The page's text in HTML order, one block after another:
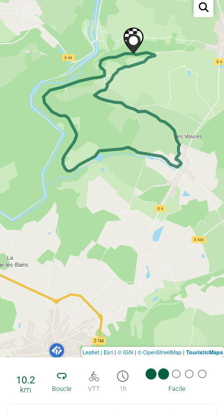
10.2
km Boucle VTT 1h Facile
Leaflet | Esri | © IGN | © OpenStreetMap | TouristicMaps